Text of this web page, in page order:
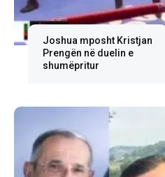
Joshua mposht Kristjan
Prengën në duelin e
shumëpritur